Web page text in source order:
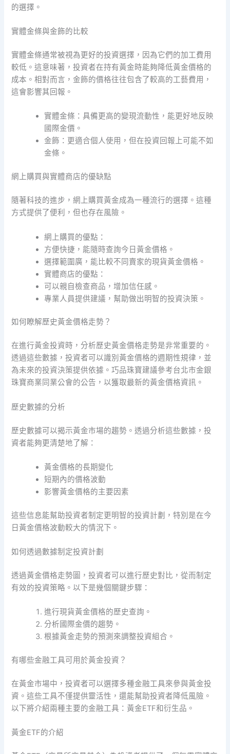
的選擇。
實體金條與金飾的比較
實體金條通常被視為更好的投資選擇，因為它們的加工費用
較低。這意味著，投資者在持有黃金時能夠降低黃金價格的
成本。相對而言，金飾的價格往往包含了較高的工藝費用，
這會影響其回報。
實體金條：具備更高的變現流動性，能更好地反映
國際金價。
金飾：更適合個人使用，但在投資回報上可能不如
金條。
網上購買與實體商店的優缺點
隨著科技的進步，網上購買黃金成為一種流行的選擇。這種
方式提供了便利，但也存在風險。
網上購買的優點：
方便快捷，能隨時查詢今日黃金價格。
選擇範圍廣，能比較不同賣家的現貨黃金價格。
實體商店的優點：
可以親自檢查商品，增加信任感。
專業人員提供建議，幫助做出明智的投資決策。
如何瞭解歷史黃金價格走勢？
在進行黃金投資時，分析歷史黃金價格走勢是非常重要的。
透過這些數據，投資者可以識別黃金價格的週期性規律，並
為未來的投資決策提供依據。巧品珠寶建議參考台北市金銀
珠寶商業同業公會的公告，以獲取最新的黃金價格資訊。
歷史數據的分析
歷史數據可以揭示黃金市場的趨勢。透過分析這些數據，投
資者能夠更清楚地了解：
黃金價格的長期變化
短期內的價格波動
影響黃金價格的主要因素
這些信息能幫助投資者制定更明智的投資計劃，特別是在今
日黃金價格波動較大的情況下。
如何透過數據制定投資計劃
透過黃金價格走勢圖，投資者可以進行歷史對比，從而制定
有效的投資策略。以下是幾個關鍵步驟：
進行現貨黃金價格的歷史查詢。
分析國際金價的趨勢。
根據黃金走勢的預測來調整投資組合。
有哪些金融工具可用於黃金投資？
在黃金市場中，投資者可以選擇多種金融工具來參與黃金投
資。這些工具不僅提供靈活性，還能幫助投資者降低風險。
以下將介紹兩種主要的金融工具：黃金ETF和衍生品。
黃金ETF的介紹